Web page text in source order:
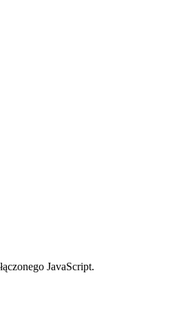
JavaScript.